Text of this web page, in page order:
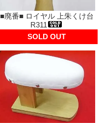
■廃番■ ロイヤル 上朱くけ台
R311
SOLD OUT